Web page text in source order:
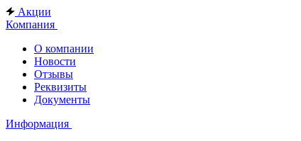
Акции
Компания
О компании
Новости
Отзывы
Реквизиты
Документы
Информация